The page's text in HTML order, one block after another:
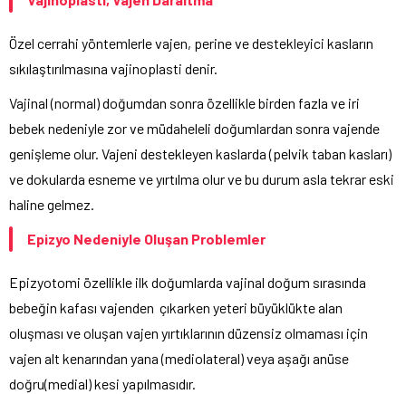
Özel cerrahi yöntemlerle vajen, perine ve destekleyici kasların
sıkılaştırılmasına vajinoplasti denir.
Vajinal (normal) doğumdan sonra özellikle birden fazla ve iri
bebek nedeniyle zor ve müdaheleli doğumlardan sonra vajende
genişleme olur. Vajeni destekleyen kaslarda (pelvik taban kasları)
ve dokularda esneme ve yırtılma olur ve bu durum asla tekrar eski
haline gelmez.
Epizyo Nedeniyle Oluşan Problemler
Epizyotomi özellikle ilk doğumlarda vajinal doğum sırasında
bebeğin kafası vajenden çıkarken yeteri büyüklükte alan
oluşması ve oluşan vajen yırtıklarının düzensiz olmaması için
vajen alt kenarından yana (mediolateral) veya aşağı anüse
doğru(medial) kesi yapılmasıdır.